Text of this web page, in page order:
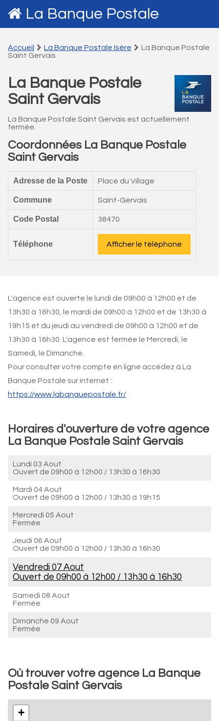
La Banque Postale
Accueil La Banque Postale Isére
La Banque Postale
Saint Gervais
La Banque Postale
Saint Gervais
La Banque Postale Saint Gervais est actuellement
fermée.
Coordonnées La Banque Postale
Saint Gervais
Adresse de la Poste Place du Village
Commune Saint-Gervais
Code Postal 38470
Téléphone Afficher le téléphone
L'agence est ouverte le lundi de 09h00 à 12h00 et de
13h30 à 16h30, le mardi de 09h00 à 12h00 et de 13h30 à
19h15 et du jeudi au vendredi de 09h00 à 12h00 et de
13h30 à 16h30. L'agence est fermée le Mercredi, le
Samedi, le Dimanche.
Pour consulter votre compte en ligne accédez à La
Banque Postale sur internet :
https://www.labanquepostale.fr/
Horaires d'ouverture de votre agence
La Banque Postale Saint Gervais
Lundi 03 Aout
Ouvert de 09h00 à 12h00 / 13h30 à 16h30
Mardi 04 Aout
Ouvert de 09h00 à 12h00 / 13h30 à 19h15
Mercredi 05 Aout
Fermée
Jeudi 06 Aout
Ouvert de 09h00 à 12h00 / 13h30 à 16h30
Vendredi 07 Aout
Ouvert de 09h00 à 12h00 / 13h30 à 16h30
Samedi 08 Aout
Fermée
Dimanche 09 Aout
Fermée
Où trouver votre agence La Banque
Postale Saint Gervais
+